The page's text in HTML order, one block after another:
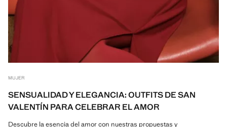
MUJER
SENSUALIDAD Y ELEGANCIA: OUTFITS DE SAN
VALENTÍN PARA CELEBRAR EL AMOR
Descubre la esencia del amor con nuestras propuestas y